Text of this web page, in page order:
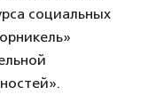
социальных